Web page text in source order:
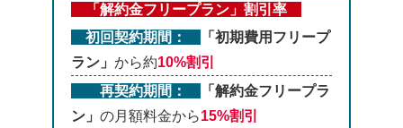
「解約金フリープラン」割引率
初回契約期間：
「初期費用フリープ
ラン」 から約10%割引
再契約期間：
「解約金フリープラ
ン」 の月額料金から15%割引